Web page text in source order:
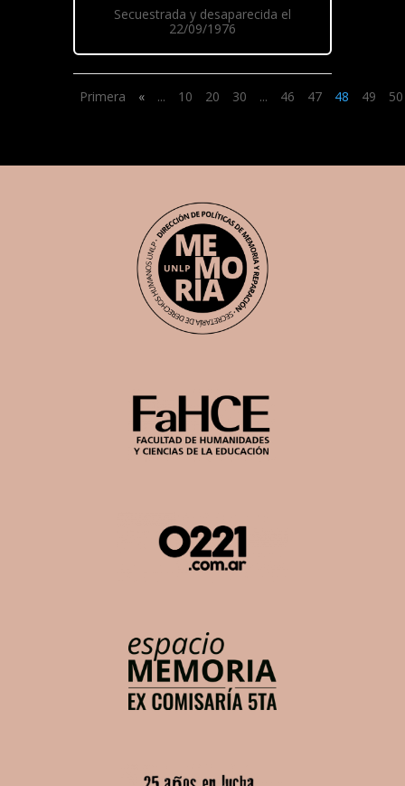
Secuestrada y desaparecida el
22/09/1976
Primera « ... 10 20 30 ... 46 47 48 49 50